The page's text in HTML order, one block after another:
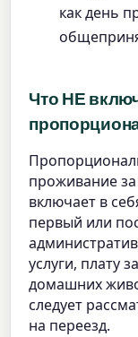
как день
Что НЕ
проживание
включает в
первый или
услуги, плату
домашних
следует
на переезд.